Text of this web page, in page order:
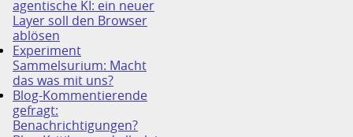
agentische KI: ein neuer
Layer soll den Browser
ablösen
Experiment
Sammelsurium: Macht
das was mit uns?
Blog-Kommentierende
gefragt:
Benachrichtigungen?